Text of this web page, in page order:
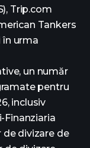
Trip.com
Tankers
în urma
un număr
pentru
inclusiv
Finanziaria
de divizare de